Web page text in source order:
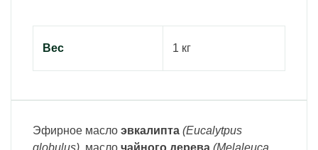
Вес 1 кг
Эфирное масло эвкалипта (Eucalytpus
globulus), масло чайного дерева (Melaleuca